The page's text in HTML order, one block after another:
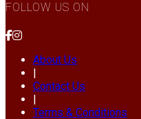
FOLLOW US ON
About Us
|
Contact Us
|
Terms & Conditions